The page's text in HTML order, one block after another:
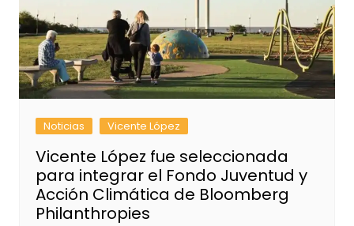
Noticias Vicente López
Vicente López fue seleccionada
para integrar el Fondo Juventud y
Acción Climática de Bloomberg
Philanthropies